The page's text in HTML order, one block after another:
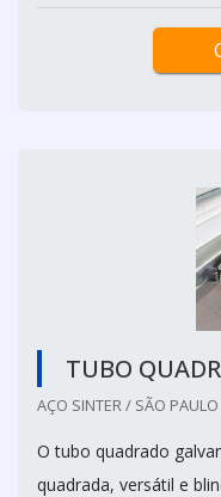
TUBO
AÇO SINTER / SÃO PAULO
O tubo quadrado
quadrada, versátil e